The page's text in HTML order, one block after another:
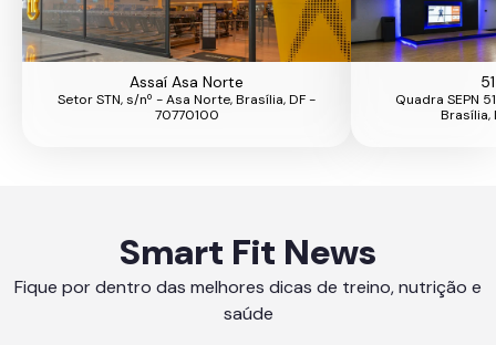
Assaí Asa Norte
Setor STN, s/nº - Asa Norte, Brasília, DF -
70770100
Quadra SEPN
Brasília,
Smart Fit News
Fique por dentro das melhores dicas de treino, nutrição e
saúde